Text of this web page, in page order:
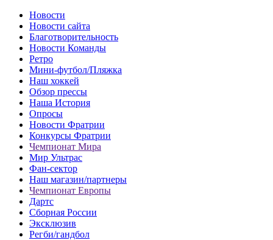
Новости
Новости сайта
Благотворительность
Новости Команды
Ретро
Мини-футбол/Пляжка
Наш хоккей
Обзор прессы
Наша История
Опросы
Новости Фратрии
Конкурсы Фратрии
Чемпионат Мира
Мир Ультрас
Фан-cектор
Наш магазин/партнеры
Чемпионат Европы
Дартс
Сборная России
Эксклюзив
Регби/гандбол